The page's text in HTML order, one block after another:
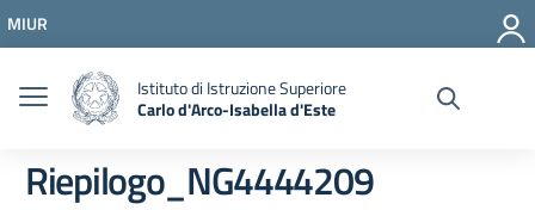
Vai al menu di navigazione
Vai al footer
MIUR
Istituto di Istruzione Superiore
Carlo d'Arco-Isabella d'Este
Riepilogo_NG4444209